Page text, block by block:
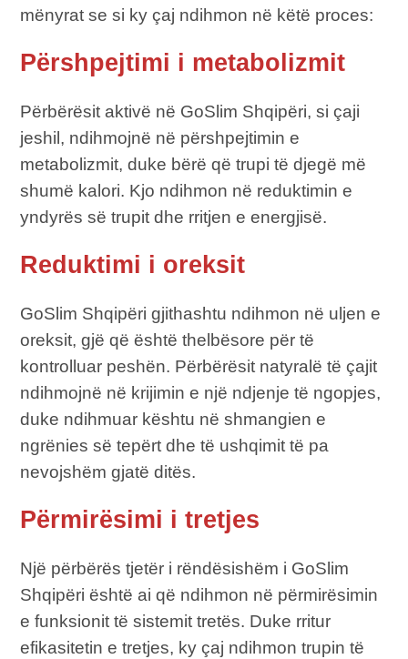
mënyrat se si ky çaj ndihmon në këtë proces:
Përshpejtimi i metabolizmit
Përbërësit aktivë në GoSlim Shqipëri, si çaji
jeshil, ndihmojnë në përshpejtimin e
metabolizmit, duke bërë që trupi të djegë më
shumë kalori. Kjo ndihmon në reduktimin e
yndyrës së trupit dhe rritjen e energjisë.
Reduktimi i oreksit
GoSlim Shqipëri gjithashtu ndihmon në uljen e
oreksit, gjë që është thelbësore për të
kontrolluar peshën. Përbërësit natyralë të çajit
ndihmojnë në krijimin e një ndjenje të ngopjes,
duke ndihmuar kështu në shmangien e
ngrënies së tepërt dhe të ushqimit të pa
nevojshëm gjatë ditës.
Përmirësimi i tretjes
Një përbërës tjetër i rëndësishëm i GoSlim
Shqipëri është ai që ndihmon në përmirësimin
e funksionit të sistemit tretës. Duke rritur
efikasitetin e tretjes, ky çaj ndihmon trupin të